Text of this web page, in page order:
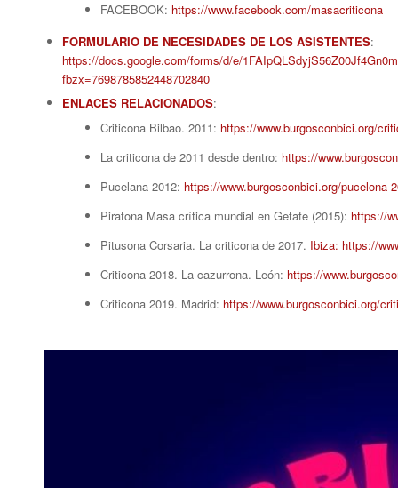
FACEBOOK: https://www.facebook.com/masacriticona
FORMULARIO DE NECESIDADES DE LOS ASISTENTES:
https://docs.google.com/forms/d/e/
fbzx=7698785852448702840
ENLACES RELACIONADOS:
Criticona Bilbao. 2011: https://www.burgosconbici.org/
La criticona de 2011 desde dentro: https://
Pucelana 2012: https://www.burgosconbici.org/pucelona-
Piratona Masa crítica mundial en Getafe (2015): https://
Pitusona Corsaria. La criticona de 2017. Ibiza: https://
Criticona 2018. La cazurrona. León: https://
Criticona 2019. Madrid: https://www.burgosconbici.org/